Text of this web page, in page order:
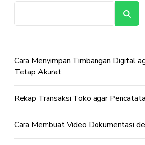
Cara Menyimpan Timbangan Digital
Tetap Akurat
Rekap Transaksi Toko agar
Cara Membuat Video Dokumentasi